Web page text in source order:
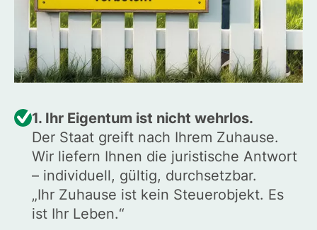
1. Ihr Eigentum ist nicht wehrlos.
Der Staat greift nach Ihrem Zuhause.
Wir liefern Ihnen die juristische Antwort
– individuell, gültig, durchsetzbar.
„Ihr Zuhause ist kein Steuerobjekt. Es
ist Ihr Leben.“